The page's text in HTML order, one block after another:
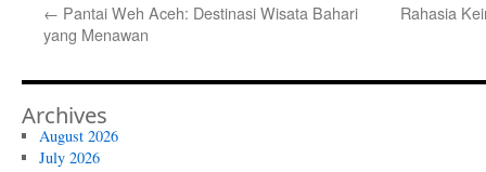
← Pantai Weh Aceh: Destinasi Wisata Bahari
yang Menawan
Rahasia
Archives
August 2026
July 2026